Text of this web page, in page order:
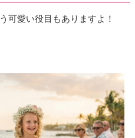
可愛い役目もありますよ！